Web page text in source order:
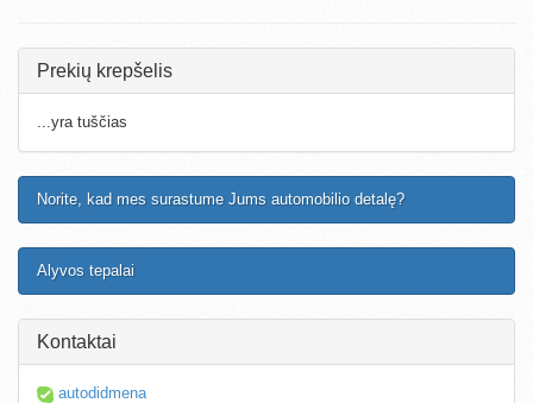
Prekių krepšelis
...yra tuščias
Norite, kad mes surastume Jums automobilio detalę?
Alyvos tepalai
Kontaktai
autodidmena